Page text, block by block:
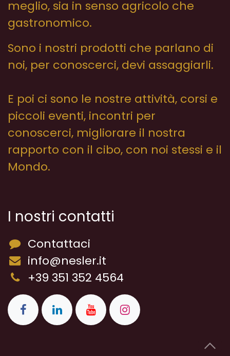
meglio, sia in senso agricolo che
gastronomico.
Sono i nostri prodotti che parlano di
noi, per conoscerci, devi assaggiarli.
E poi ci sono le nostre attività, corsi e
piccoli eventi, incontri per
conoscerci, migliorare il nostra
rapporto con il cibo, con noi stessi e il
Mondo.
I nostri contatti
Contattaci
info@nesler.it
+39 351 352 4564